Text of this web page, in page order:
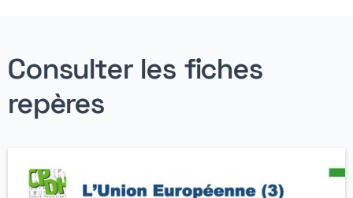
Consulter les fiches
repères